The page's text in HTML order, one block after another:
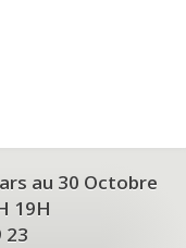
au 30 Octobre
19H
23